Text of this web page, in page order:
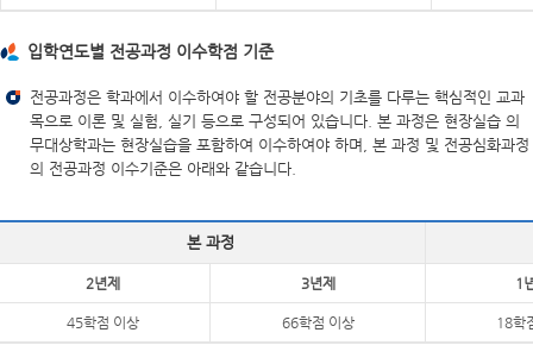
입학연도별 전공과정 이수학점 기준
전공과정은 학과에서 이수하여야 할 전공분야의 기초를 다루는 핵심적인 교과
목으로 이론 및 실험, 실기 등으로 구성되어 있습니다. 본 과정은 현장실습 의
무대상학과는 현장실습을 포함하여 이수하여야 하며, 본 과정 및 전공심화과정
의 전공과정 이수기준은 아래와 같습니다.
본 과정
2년제 3년제 1
45학점 이상 66학점 이상 18학